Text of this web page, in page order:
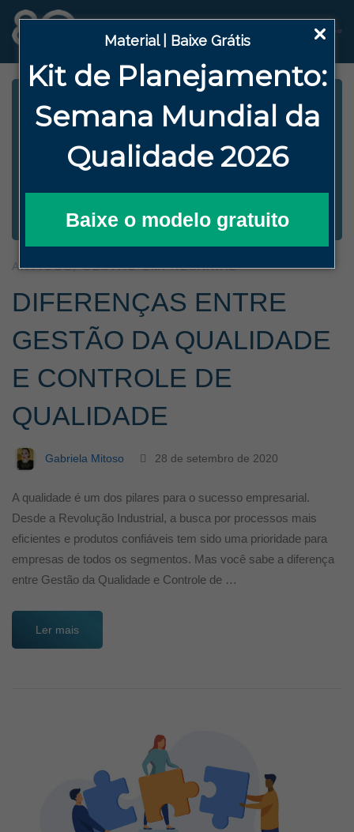
Material | Baixe Grátis
Kit de Planejamento:
Semana Mundial da
Qualidade 2026
Baixe o modelo gratuito
ARTIGOS,GESTÃO EMPRESARIAL
DIFERENÇAS ENTRE
GESTÃO DA QUALIDADE
E CONTROLE DE
QUALIDADE
Gabriela Mitoso 28 de setembro de 2020
A qualidade é um dos pilares para o sucesso empresarial.
Desde a Revolução Industrial, a busca por processos mais
eficientes e produtos confiáveis tem sido uma prioridade para
empresas de todos os segmentos. Mas você sabe a diferença
entre Gestão da Qualidade e Controle de …
Ler mais